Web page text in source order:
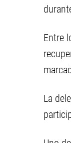
Entre
La